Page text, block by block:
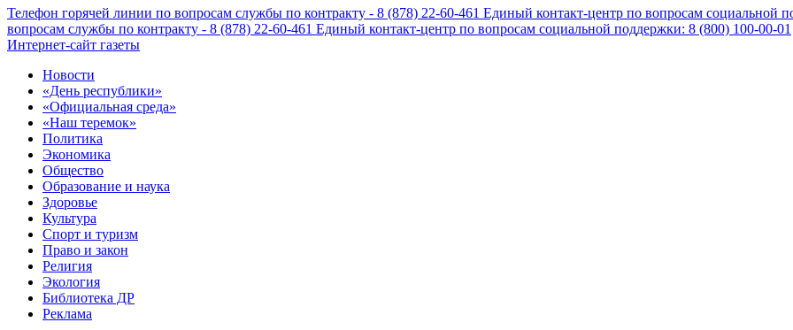
Телефон горячей линии по вопросам службы по контракту - 8 (878) 22-60-461 Единый контакт-центр по вопросам социальной
вопросам службы по контракту - 8 (878) 22-60-461 Единый контакт-центр по вопросам социальной поддержки: 8 (800) 100-00-01
Интернет-сайт газеты
Новости
«День республики»
«Официальная среда»
«Наш теремок»
Политика
Экономика
Общество
Образование и наука
Здоровье
Культура
Спорт и туризм
Право и закон
Религия
Экология
Библиотека ДР
Реклама